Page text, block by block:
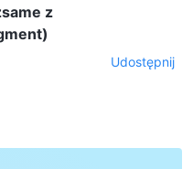
z
Udostępnij